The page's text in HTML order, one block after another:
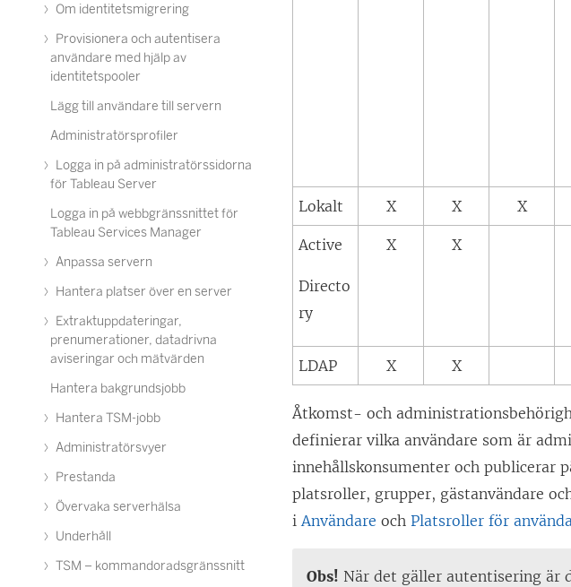
Om identitetsmigrering
Provisionera och autentisera
användare med hjälp av
identitetspooler
Lägg till användare till servern
Administratörsprofiler
Logga in på administratörssidorna
för Tableau Server
Logga in på webbgränssnittet för
Tableau Services Manager
Anpassa servern
Hantera platser över en server
Extraktuppdateringar,
prenumerationer, datadrivna
aviseringar och mätvärden
Hantera bakgrundsjobb
Hantera TSM-jobb
Administratörsvyer
Prestanda
Övervaka serverhälsa
Underhåll
TSM – kommandoradsgränssnitt
Lokalt X X X
Active
Directo
ry
X X
LDAP X X
Åtkomst- och
definierar vilka användare som är
innehållskonsumenter och publicerar
platsroller, grupper, gästanvändare
iAnvändare ochPlatsroller för
Obs! När det gäller autentisering